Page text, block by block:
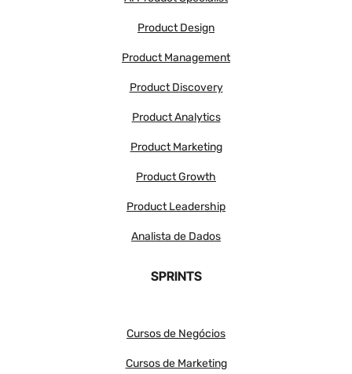
Product Design
Product Management
Product Discovery
Product Analytics
Product Marketing
Product Growth
Product Leadership
Analista de Dados
SPRINTS
Cursos de Negócios
Cursos de Marketing